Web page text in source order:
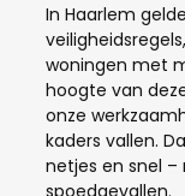
In Haarlem
woningen met
hoogte van
onze
kaders vallen.
netjes en snel
spoedgevallen.